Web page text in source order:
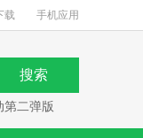
载 手机应用
第二弹版